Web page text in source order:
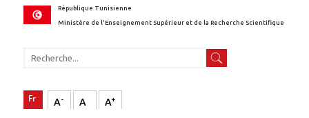
République Tunisienne
Ministère de l'Enseignement Supérieur et de la Recherche Scientifique
A- A A+